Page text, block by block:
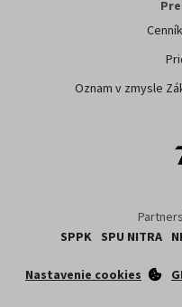
Oznam v zmysle
SPPK
SPU NITRA
Nastavenie cookies